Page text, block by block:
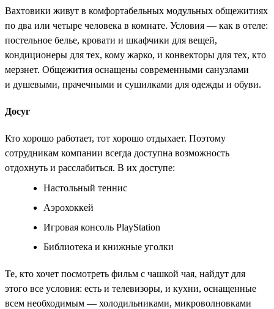
Вахтовики живут в комфортабельных модульных общежитиях
по два или четыре человека в комнате. Условия — как в отеле:
постельное белье, кровати и шкафчики для вещей,
кондиционеры для тех, кому жарко, и конвекторы для тех, кто
мерзнет. Общежития оснащены современными санузлами
и душевыми, прачечными и сушилками для одежды и обуви.
Досуг
Кто хорошо работает, тот хорошо отдыхает. Поэтому
сотрудникам компании всегда доступна возможность
отдохнуть и расслабиться. В их доступе:
Настольный теннис
Аэрохоккей
Игровая консоль PlayStation
Библиотека и книжные уголки
Те, кто хочет посмотреть фильм с чашкой чая, найдут для
этого все условия: есть и телевизоры, и кухни, оснащенные
всем необходимым — холодильниками, микроволновками